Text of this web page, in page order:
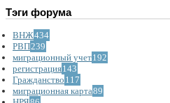
Тэги форума
ВНЖ434
РВП239
миграционный учет192
регистрация143
Гражданство 117
миграционная карта89